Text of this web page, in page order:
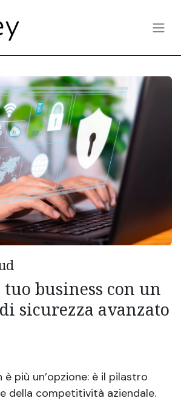
business con un
sicurezza avanzato
è più un’opzione: è il pilastro
della competitività aziendale.